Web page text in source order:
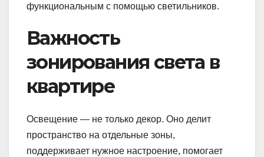
функциональным с помощью светильников.
Важность
зонирования света в
квартире
Освещение — не только декор. Оно делит
пространство на отдельные зоны,
поддерживает нужное настроение, помогает